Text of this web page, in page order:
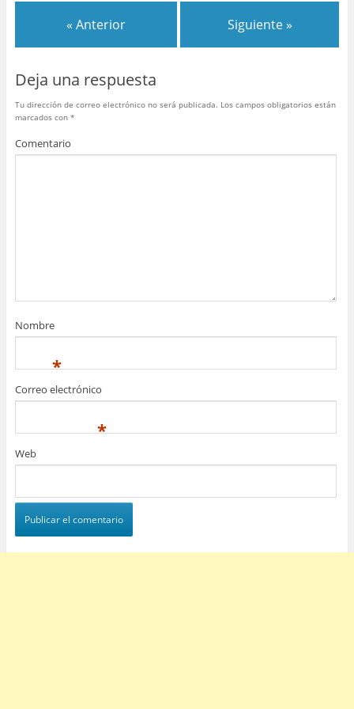
b
o
k
A
p
ar
tir
« Anterior Siguiente »
Deja una respuesta
Tu dirección de correo electrónico no será publicada. Los campos obligatorios están
marcados con *
Comentario
Nombre
*
Correo electrónico
*
Web